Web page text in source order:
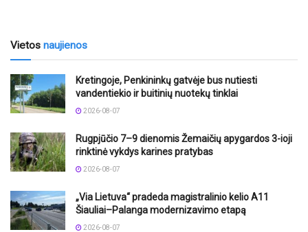
Vietos naujienos
Kretingoje, Penkininkų gatvėje bus nutiesti
vandentiekio ir buitinių nuotekų tinklai
2026-08-07
Rugpjūčio 7–9 dienomis Žemaičių apygardos 3-ioji
rinktinė vykdys karines pratybas
2026-08-07
„Via Lietuva“ pradeda magistralinio kelio A11
Šiauliai–Palanga modernizavimo etapą
2026-08-07